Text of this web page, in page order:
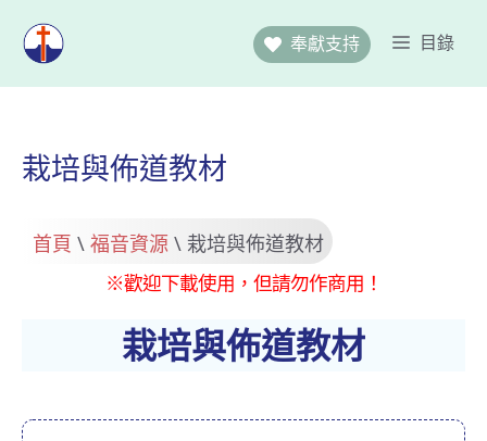
目錄
奉獻支持
栽培與佈道教材
首頁 \ 福音資源 \ 栽培與佈道教材
※歡迎下載使用，但請勿作商用！
栽培與佈道教材